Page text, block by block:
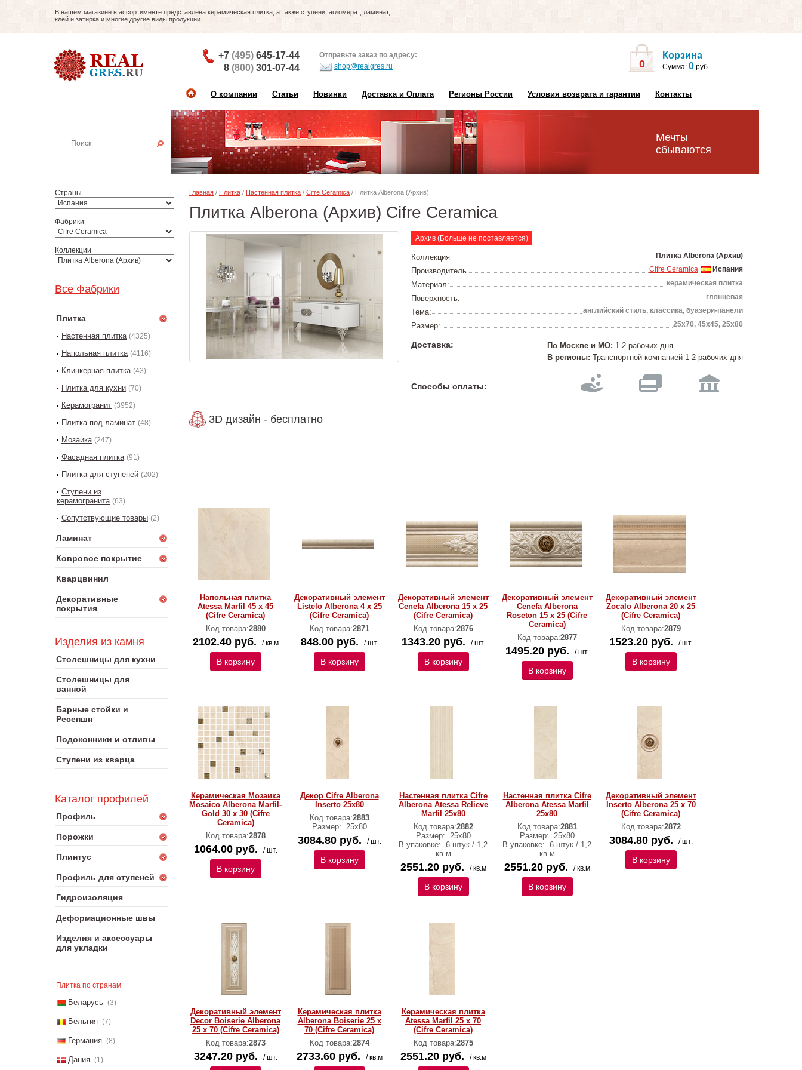
В нашем магазине в ассортименте представлена керамическая плитка, а также ступени, агломерат, ламинат,
клей и затирка и многие другие виды продукции.
+7 (495) 645-17-44
8 (800) 301-07-44
Отправьте заказ по адресу:
shop@realgres.ru
0
Корзина
Сумма: 0 руб.
О компании Статьи Новинки Доставка и Оплата Регионы России Условия возврата и гарантии Контакты
Мечты
сбываются
Страны
Фабрики
Коллекции
Все Фабрики
Плитка
Настенная плитка (4325)
Напольная плитка (4116)
Клинкерная плитка (43)
Плитка для кухни (70)
Керамогранит (3952)
Плитка под ламинат (48)
Мозаика (247)
Фасадная плитка (91)
Плитка для ступеней (202)
Ступени из
керамогранита (63)
Сопутствующие товары (2)
Ламинат
Ковровое покрытие
Кварцвинил
Декоративные
покрытия
Изделия из камня
Столешницы для кухни
Столешницы для
ванной
Барные стойки и
Ресепшн
Подоконники и отливы
Ступени из кварца
Каталог профилей
Профиль
Порожки
Плинтус
Профиль для ступеней
Гидроизоляция
Деформационные швы
Изделия и аксессуары
для укладки
Плитка по странам
Беларусь (3)
Бельгия (7)
Германия (8)
Дания (1)
Главная / Плитка / Настенная плитка / Cifre Ceramica / Плитка Alberona (Архив)
Плитка Alberona (Архив) Cifre Ceramica
Архив (Больше не поставляется)
Коллекция Плитка Alberona (Архив)
Производитель Испания
Cifre Ceramica
Материал: керамическая плитка
Поверхность: глянцевая
Тема: английский стиль, классика, буазери-панели
Размер: 25х70, 45х45, 25х80
Доставка: По Москве и МО: 1-2 рабочих дня
В регионы: Транспортной компанией 1-2 рабочих дня
Способы оплаты:
3D дизайн - бесплатно
Напольная плитка
Atessa Marfil 45 x 45
(Cifre Ceramica)
Код товара:2880
2102.40 руб. / кв.м
В корзину
Декоративный элемент
Listelo Alberona 4 x 25
(Cifre Ceramica)
Код товара:2871
848.00 руб. / шт.
В корзину
Декоративный элемент
Cenefa Alberona 15 x 25
(Cifre Ceramica)
Код товара:2876
1343.20 руб. / шт.
В корзину
Декоративный элемент
Cenefa Alberona
Roseton 15 x 25 (Cifre
Ceramica)
Код товара:2877
1495.20 руб. / шт.
В корзину
Декоративный элемент
Zocalo Alberona 20 x 25
(Cifre Ceramica)
Код товара:2879
1523.20 руб. / шт.
В корзину
Керамическая Мозаика
Mosaico Alberona Marfil-
Gold 30 x 30 (Cifre
Ceramica)
Код товара:2878
1064.00 руб. / шт.
В корзину
Декор Cifre Alberona
Inserto 25х80
Код товара:2883
Размер: 25х80
3084.80 руб. / шт.
В корзину
Настенная плитка Cifre
Alberona Atessa Relieve
Marfil 25х80
Код товара:2882
Размер: 25х80
В упаковке: 6 штук / 1,2
кв.м
2551.20 руб. / кв.м
В корзину
Настенная плитка Cifre
Alberona Atessa Marfil
25х80
Код товара:2881
Размер: 25х80
В упаковке: 6 штук / 1,2
кв.м
2551.20 руб. / кв.м
В корзину
Декоративный элемент
Inserto Alberona 25 x 70
(Cifre Ceramica)
Код товара:2872
3084.80 руб. / шт.
В корзину
Декоративный элемент
Decor Boiserie Alberona
25 x 70 (Cifre Ceramica)
Код товара:2873
3247.20 руб. / шт.
Керамическая плитка
Alberona Boiserie 25 x
70 (Cifre Ceramica)
Код товара:2874
2733.60 руб. / кв.м
Керамическая плитка
Atessa Marfil 25 x 70
(Cifre Ceramica)
Код товара:2875
2551.20 руб. / кв.м